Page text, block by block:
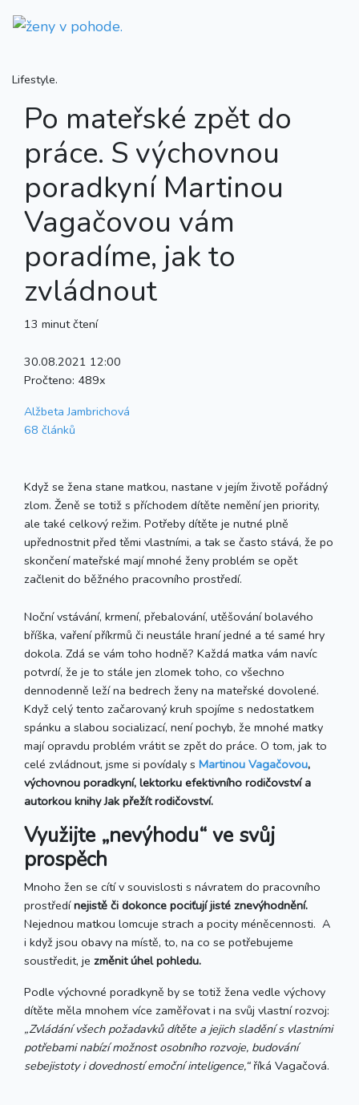
Lifestyle.
Po mateřské zpět do
práce. S výchovnou
poradkyní Martinou
Vagačovou vám
poradíme, jak to
zvládnout
13 minut čtení
30.08.2021 12:00
Pročteno: 489x
Alžbeta Jambrichová
68 článků
Když se žena stane matkou, nastane v jejím životě pořádný
zlom. Ženě se totiž s příchodem dítěte nemění jen priority,
ale také celkový režim. Potřeby dítěte je nutné plně
upřednostnit před těmi vlastními, a tak se často stává, že po
skončení mateřské mají mnohé ženy problém se opět
začlenit do běžného pracovního prostředí.
Noční vstávání, krmení, přebalování, utěšování bolavého
bříška, vaření příkrmů či neustále hraní jedné a té samé hry
dokola. Zdá se vám toho hodně? Každá matka vám navíc
potvrdí, že je to stále jen zlomek toho, co všechno
dennodenně leží na bedrech ženy na mateřské dovolené.
Když celý tento začarovaný kruh spojíme s nedostatkem
spánku a slabou socializací, není pochyb, že mnohé matky
mají opravdu problém vrátit se zpět do práce. O tom, jak to
celé zvládnout, jsme si povídaly s Martinou Vagačovou,
výchovnou poradkyní, lektorku efektivního rodičovství a
autorkou knihy Jak přežít rodičovství.
Využijte „nevýhodu“ ve svůj
prospěch
Mnoho žen se cítí v souvislosti s návratem do pracovního
prostředínejistě či dokonce pociťují jisté znevýhodnění.
Nejednou matkou lomcuje strach a pocity méněcennosti. A
i když jsou obavy na místě, to, na co se potřebujeme
soustředit, je změnit úhel pohledu.
Podle výchovné poradkyně by se totiž žena vedle výchovy
dítěte měla mnohem více zaměřovat i na svůj vlastní rozvoj:
„Zvládání všech požadavků dítěte a jejich sladění s vlastními
potřebami nabízí možnost osobního rozvoje, budování
sebejistoty i dovedností emoční inteligence,“ říká Vagačová.